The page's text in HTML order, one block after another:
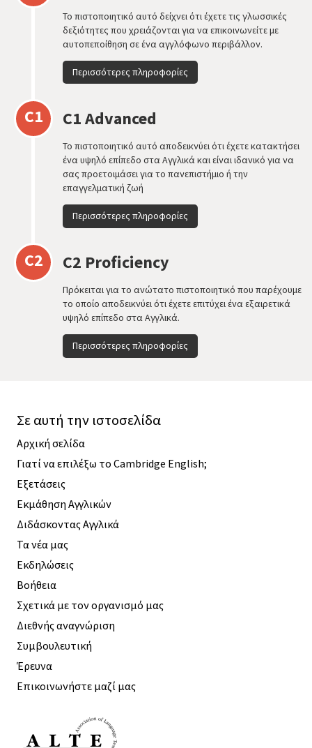
Το πιστοποιητικό αυτό δείχνει ότι έχετε τις γλωσσικές
δεξιότητες που χρειάζονται για να επικοινωνείτε με
αυτοπεποίθηση σε ένα αγγλόφωνο περιβάλλον.
Περισσότερες πληροφορίες
C1 C1 Advanced
Το πιστοποιητικό αυτό αποδεικνύει ότι έχετε κατακτήσει
ένα υψηλό επίπεδο στα Αγγλικά και είναι ιδανικό για να
σας προετοιμάσει για το πανεπιστήμιο ή την
επαγγελματική ζωή
Περισσότερες πληροφορίες
C2 C2 Proficiency
Πρόκειται για το ανώτατο πιστοποιητικό που παρέχουμε
το οποίο αποδεικνύει ότι έχετε επιτύχει ένα εξαιρετικά
υψηλό επίπεδο στα Αγγλικά.
Περισσότερες πληροφορίες
Σε αυτή την ιστοσελίδα
Αρχική σελίδα
Γιατί να επιλέξω το Cambridge English;
Εξετάσεις
Εκμάθηση Αγγλικών
Διδάσκοντας Αγγλικά
Τα νέα μας
Εκδηλώσεις
Βοήθεια
Σχετικά με τον οργανισμό μας
Διεθνής αναγνώριση
Συμβουλευτική
Έρευνα
Επικοινωνήστε μαζί μας